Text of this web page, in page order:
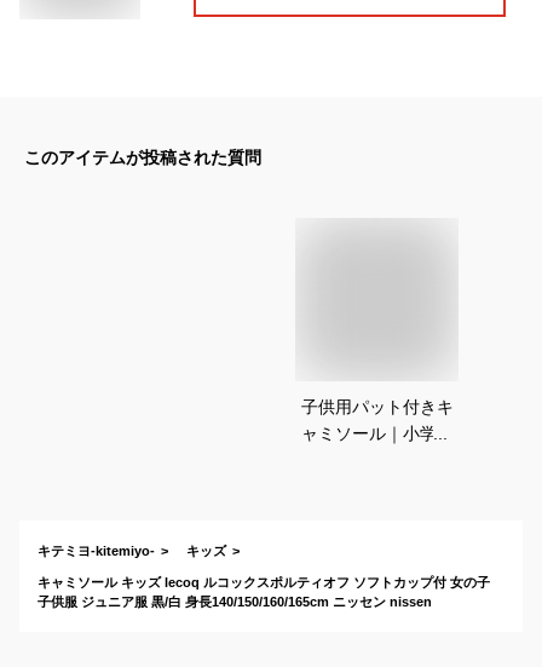
このアイテムが投稿された質問
子供用パット付きキ
ャミソール｜小学生
キテミヨ-kitemiyo- キッズ
キャミソール キッズ lecoq ルコックスポルティオフ ソフトカップ付 女の子
子供服 ジュニア服 黒/白 身長140/150/160/165cm ニッセン nissen